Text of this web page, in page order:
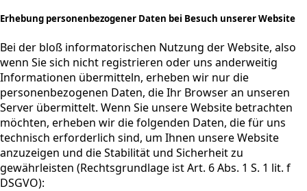
Erhebung personenbezogener Daten bei Besuch unserer Website
Bei der bloß informatorischen Nutzung der Website, also
wenn Sie sich nicht registrieren oder uns anderweitig
Informationen übermitteln, erheben wir nur die
personenbezogenen Daten, die Ihr Browser an unseren
Server übermittelt. Wenn Sie unsere Website betrachten
möchten, erheben wir die folgenden Daten, die für uns
technisch erforderlich sind, um Ihnen unsere Website
anzuzeigen und die Stabilität und Sicherheit zu
gewährleisten (Rechtsgrundlage ist Art. 6 Abs. 1 S. 1 lit. f
DSGVO):